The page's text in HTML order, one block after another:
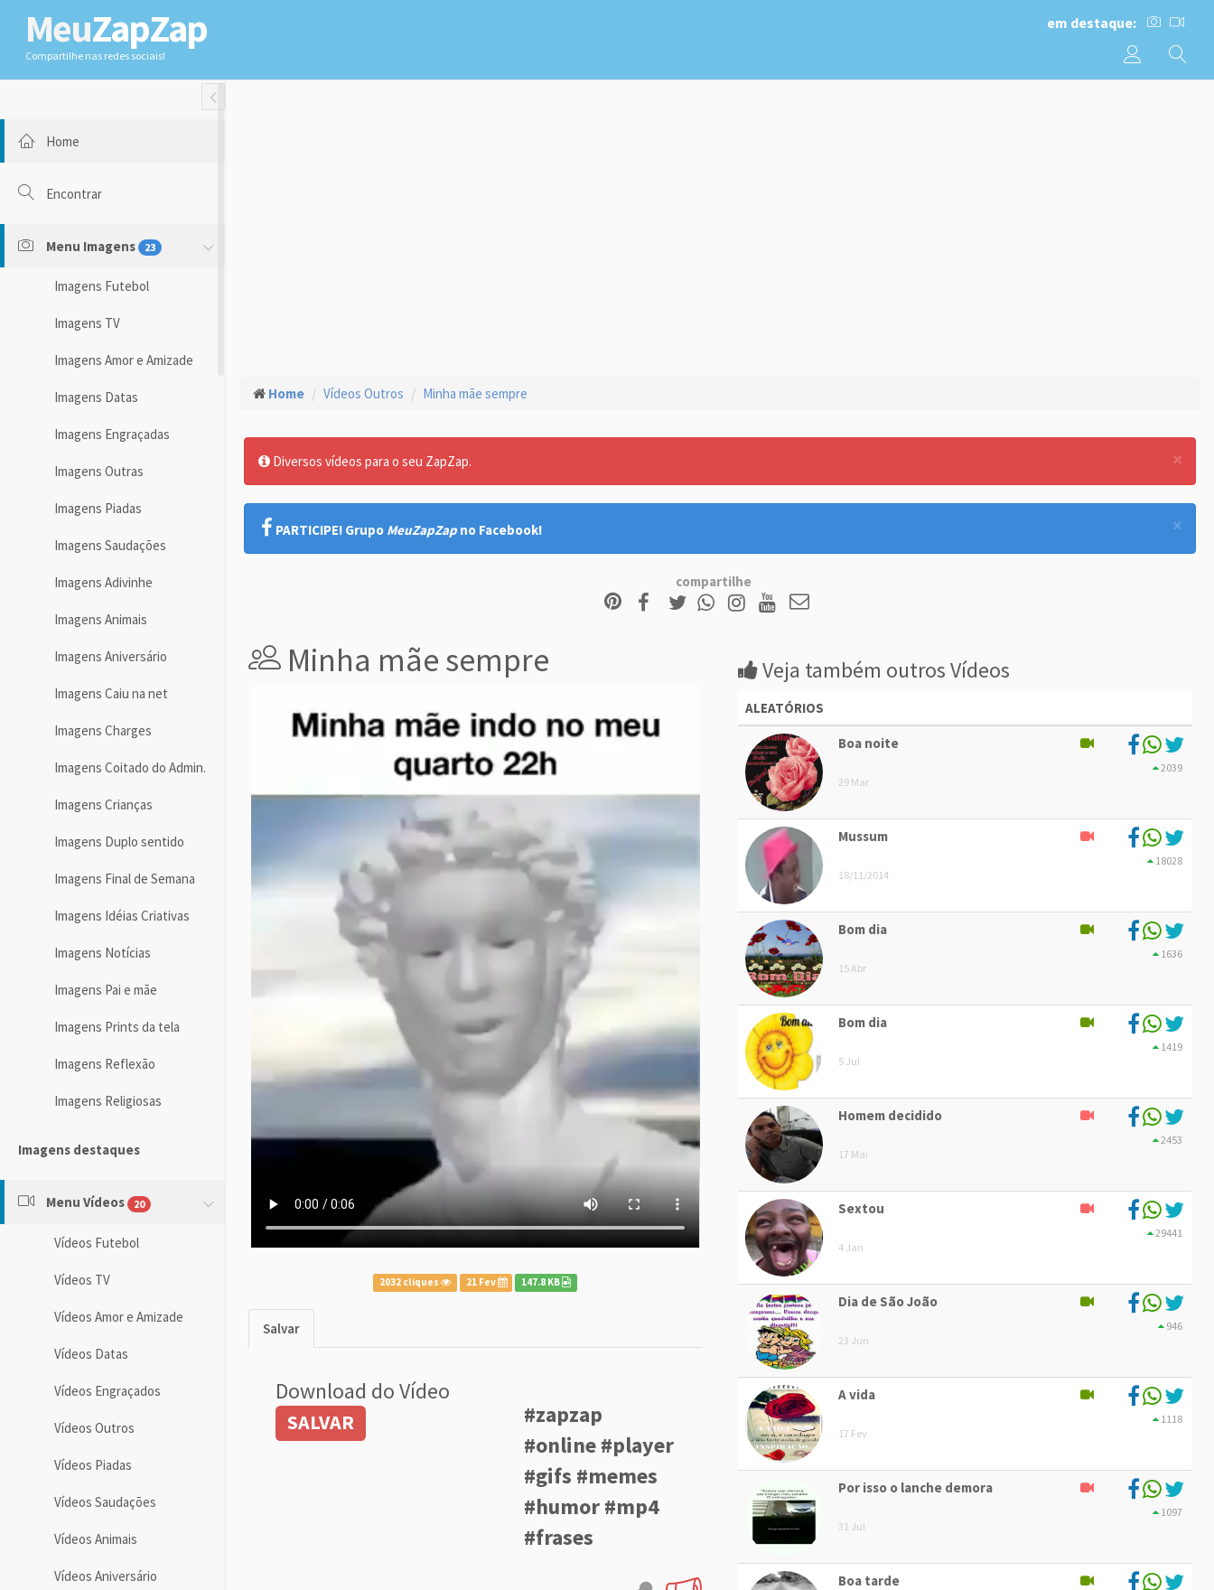
MeuZapZap
Compartilhe nas redes sociais!
em destaque:
Toggle Fullwidth
Home
Encontrar
Menu Imagens 23
Imagens Futebol
Imagens TV
Imagens Amor e Amizade
Imagens Datas
Imagens Engraçadas
Imagens Outras
Imagens Piadas
Imagens Saudações
Imagens Adivinhe
Imagens Animais
Imagens Aniversário
Imagens Caiu na net
Imagens Charges
Imagens Coitado do Admin.
Imagens Crianças
Imagens Duplo sentido
Imagens Final de Semana
Imagens Idéias Criativas
Imagens Notícias
Imagens Pai e mãe
Imagens Prints da tela
Imagens Reflexão
Imagens Religiosas
Imagens destaques
Menu Vídeos 20
Vídeos Futebol
Vídeos TV
Vídeos Amor e Amizade
Vídeos Datas
Vídeos Engraçados
Vídeos Outros
Vídeos Piadas
Vídeos Saudações
Vídeos Animais
Vídeos Aniversário
Home Vídeos Outros Minha mãe sempre
×
Diversos vídeos para o seu ZapZap.
×
PARTICIPE! Grupo MeuZapZap no Facebook!
compartilhe
Minha mãe sempre
2032 cliques 21 Fev 147.8 KB
Salvar
Download do Vídeo
SALVAR
#zapzap
#online #player
#gifs #memes
#humor #mp4
#frases
Veja também outros Vídeos
ALEATÓRIOS
Boa noite
29 Mar
2039
Mussum
18/11/2014
18028
Bom dia
15 Abr
1636
Bom dia
5 Jul
1419
Homem decidido
17 Mai
2453
Sextou
4 Jan
29441
Dia de São João
23 Jun
946
A vida
17 Fev
1118
Por isso o lanche demora
31 Jul
1097
Boa tarde